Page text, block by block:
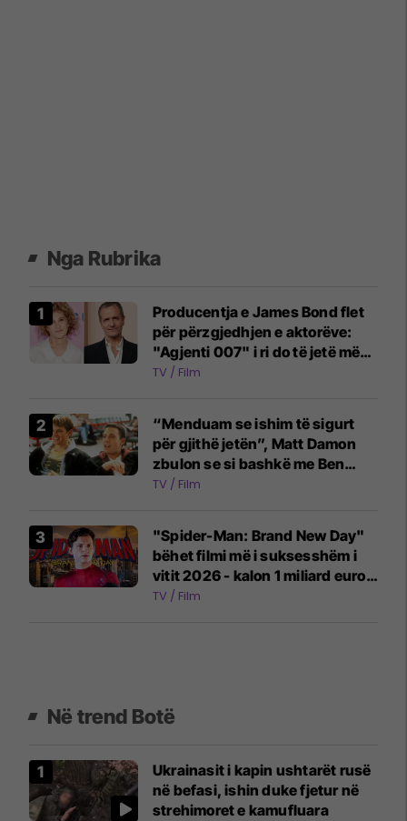
Nga Rubrika
Producentja e James Bond flet
për përzgjedhjen e aktorëve:
"Agjenti 007" i ri do të jetë më
emocionues dhe ndryshe
TV / Film
“Menduam se ishim të sigurt
për gjithë jetën”, Matt Damon
zbulon se si bashkë me Ben
Affleck mbetën pa para pas
TV / Film
"Spider-Man: Brand New Day"
bëhet filmi më i suksesshëm i
vitit 2026 - kalon 1 miliard euro
fitime
TV / Film
Në trend Botë
Ukrainasit i kapin ushtarët rusë
në befasi, ishin duke fjetur në
strehimoret e kamufluara